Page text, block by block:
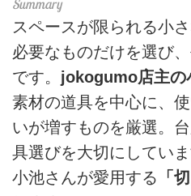
スペースが限られる小
必要なものだけを選び
です。 jokogumo店主の
素材の道具を中心に、
いが増すものを厳選。
具選びを大切にしてい
小池さんが愛用する 「